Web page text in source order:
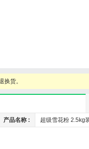
换货。
产品名称 : 超级雪花粉 2.5kg